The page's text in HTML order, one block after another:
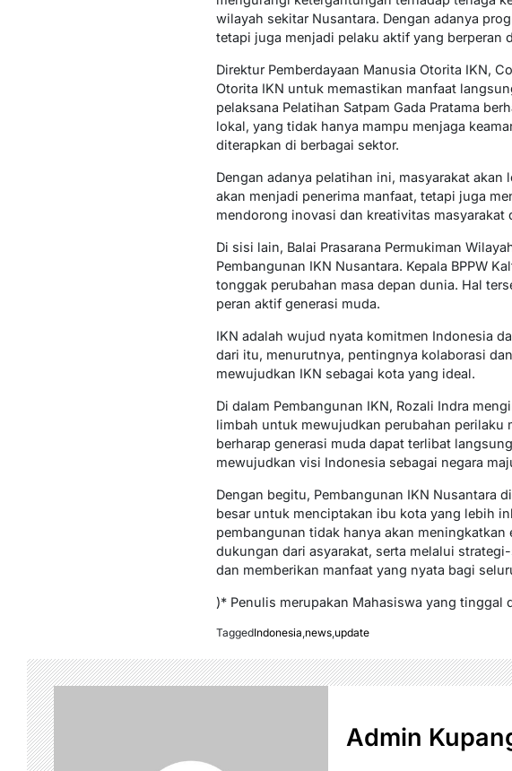
wilayah sekitar Nusantara. Dengan adanya
tetapi juga menjadi pelaku aktif yang berperan
Direktur Pemberdayaan Manusia Otorita IKN,
Otorita IKN untuk memastikan manfaat
pelaksana Pelatihan Satpam Gada Pratama
lokal, yang tidak hanya mampu menjaga
diterapkan di berbagai sektor.
Dengan adanya pelatihan ini, masyarakat
akan menjadi penerima manfaat, tetapi juga
mendorong inovasi dan kreativitas
Di sisi lain, Balai Prasarana Permukiman
Pembangunan IKN Nusantara. Kepala BPPW
tonggak perubahan masa depan dunia. Hal
peran aktif generasi muda.
IKN adalah wujud nyata komitmen Indonesia
dari itu, menurutnya, pentingnya kolaborasi
mewujudkan IKN sebagai kota yang ideal.
Di dalam Pembangunan IKN, Rozali Indra
limbah untuk mewujudkan perubahan perilaku
berharap generasi muda dapat terlibat
mewujudkan visi Indonesia sebagai negara
Dengan begitu, Pembangunan IKN Nusantara
besar untuk menciptakan ibu kota yang lebih
pembangunan tidak hanya akan
dukungan dari asyarakat, serta melalui
dan memberikan manfaat yang nyata bagi
)* Penulis merupakan Mahasiswa yang tinggal
TaggedIndonesia,news,update
Admin